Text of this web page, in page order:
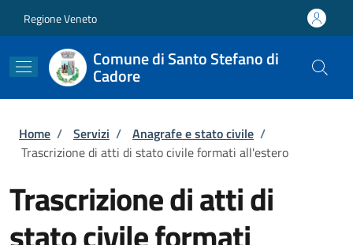
Regione Veneto
Comune di Santo Stefano di
Cadore
Briciole di pane
Home / Servizi / Anagrafe e stato civile /
Trascrizione di atti di stato civile formati all'estero
Trascrizione di atti di